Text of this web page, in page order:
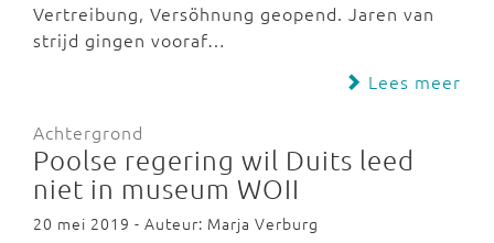
Vertreibung, Versöhnung geopend. Jaren van
strijd gingen vooraf…
Lees meer
Achtergrond
Poolse regering wil Duits leed
niet in museum WOII
20 mei 2019 - Auteur: Marja Verburg